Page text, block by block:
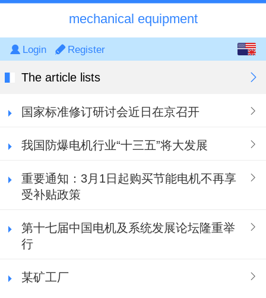
mechanical equipment
Login Register
The article lists
国家标准修订研讨会近日在京召开
我国防爆电机行业“十三五”将大发展
重要通知：3月1日起购买节能电机不再享
受补贴政策
第十七届中国电机及系统发展论坛隆重举
行
某矿工厂